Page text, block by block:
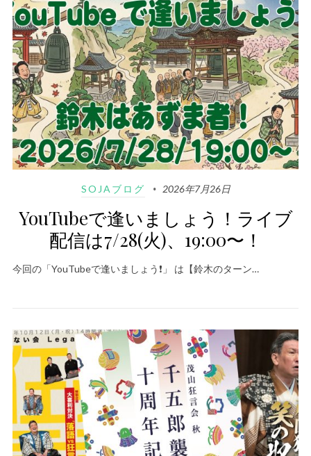
SOJAブログ 2026年7月26日
YouTubeで逢いましょう！ライブ
配信は7/28(火)、19:00〜！
今回の「YouTubeで逢いましょう❗️」 は【鈴木のターン…